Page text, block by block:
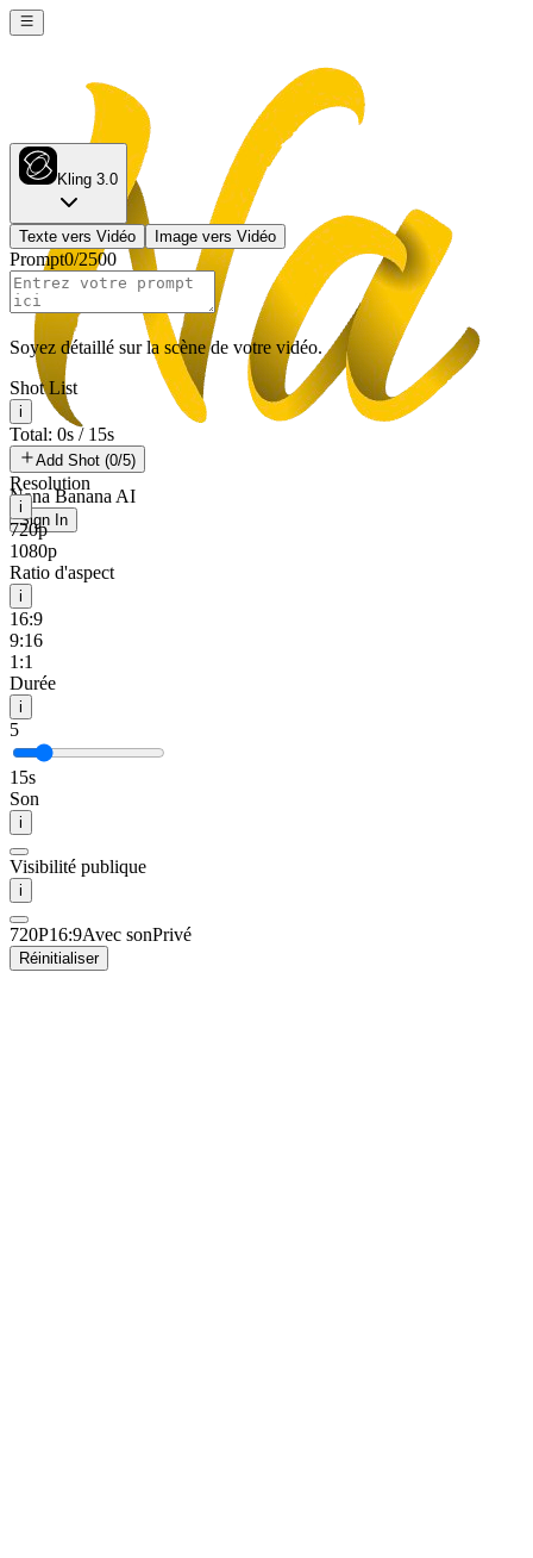
Nana Banana AI
Sign In
Kling 3.0
Texte vers Vidéo Image vers Vidéo
Prompt0/2500
Soyez détaillé sur la scène de votre vidéo.
Shot List
i
Total: 0s / 15s
Add Shot (0/5)
Resolution
i
720p
1080p
Ratio d'aspect
i
16:9
9:16
1:1
Durée
i
5
15s
Son
i
Visibilité publique
i
720P16:9Avec sonPrivé
Réinitialiser